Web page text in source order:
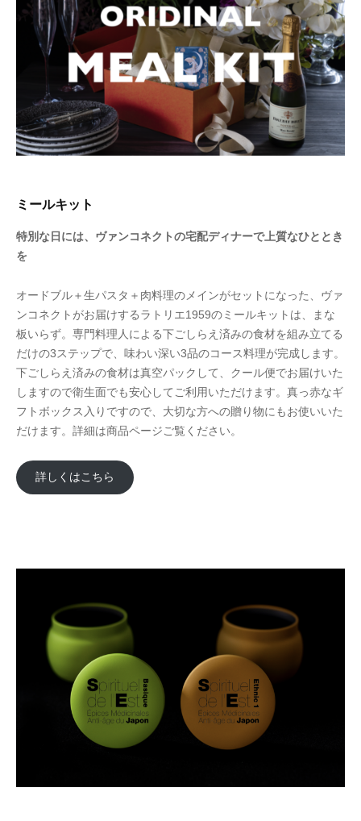
ミールキット
特別な日には、ヴァンコネクトの宅配ディナーで上質なひととき
を
オードブル＋生パスタ＋肉料理のメインがセットになった、ヴァ
ンコネクトがお届けするラトリエ1959のミールキットは、まな
板いらず。専門料理人による下ごしらえ済みの食材を組み立てる
だけの3ステップで、味わい深い3品のコース料理が完成します。
下ごしらえ済みの食材は真空パックして、クール便でお届けいた
しますので衛生面でも安心してご利用いただけます。真っ赤なギ
フトボックス入りですので、大切な方への贈り物にもお使いいた
だけます。詳細は商品ページご覧ください。
詳しくはこちら